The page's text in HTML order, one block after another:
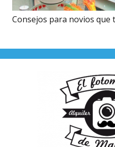
Consejos para novios que